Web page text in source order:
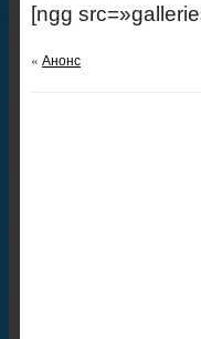
[ngg
« Анонс